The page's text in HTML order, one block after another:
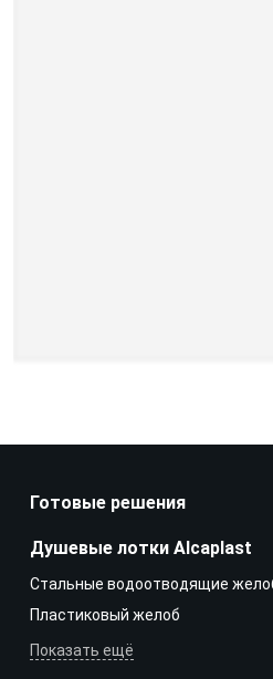
Готовые решения
Душевые лотки Alcaplast
Стальные водоотводящие
Пластиковый желоб
Показать ещё